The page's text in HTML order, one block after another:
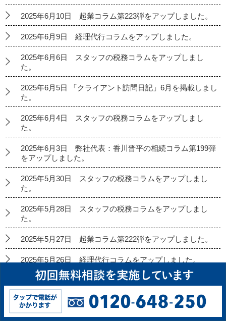
2025年6月10日 起業コラム第223弾をアップしました。
2025年6月9日 経理代行コラムをアップしました。
2025年6月6日 スタッフの税務コラムをアップしまし
た。
2025年6月5日 「クライアント訪問日記」6月を掲載しまし
た。
2025年6月4日 スタッフの税務コラムをアップしまし
た。
2025年6月3日 弊社代表：香川晋平の相続コラム第199弾
をアップしました。
2025年5月30日 スタッフの税務コラムをアップしまし
た。
2025年5月28日 スタッフの税務コラムをアップしまし
た。
2025年5月27日 起業コラム第222弾をアップしました。
2025年5月26日 経理代行コラムをアップしました。
2025年5月23日 スタッフの税務コラムをアップしまし
た。
2025年5月21日 スタッフの税務コラムをアップしまし